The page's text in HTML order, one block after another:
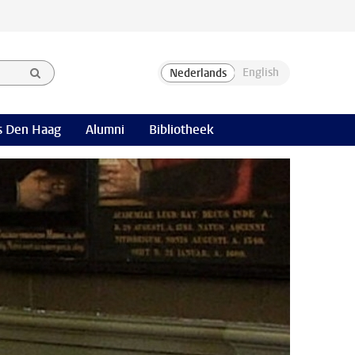
Den Haag Alumni Bibliotheek